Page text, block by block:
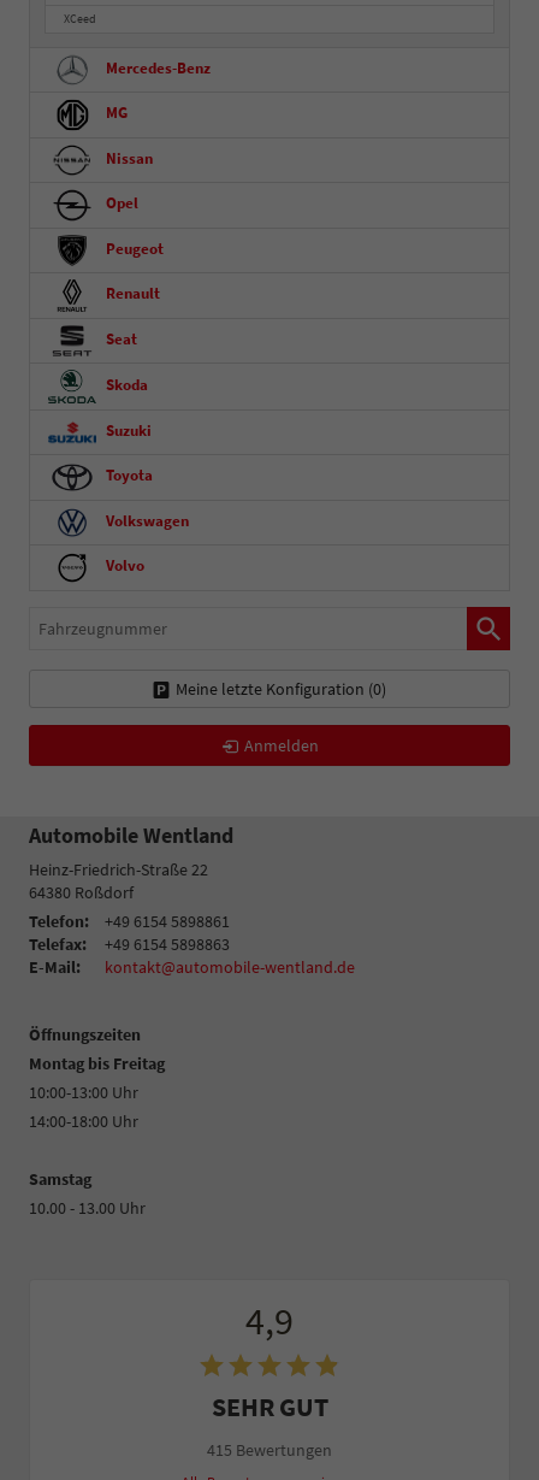
XCeed
Mercedes-Benz
MG
Nissan
Opel
Peugeot
Renault
Seat
Skoda
Suzuki
Toyota
Volkswagen
Volvo
Fahrzeugnummer
Meine letzte Konfiguration (0)
Anmelden
Automobile Wentland
Heinz-Friedrich-Straße 22
64380 Roßdorf
Telefon:
+49 6154 5898861
Telefax:
+49 6154 5898863
E-Mail:
kontakt@automobile-wentland.de
Öffnungszeiten
Montag bis Freitag
10:00-13:00 Uhr
14:00-18:00 Uhr
Samstag
10.00 - 13.00 Uhr
4,9
SEHR GUT
415 Bewertungen